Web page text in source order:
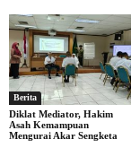
Berita
Diklat Mediator, Hakim
Asah Kemampuan
Mengurai Akar Sengketa